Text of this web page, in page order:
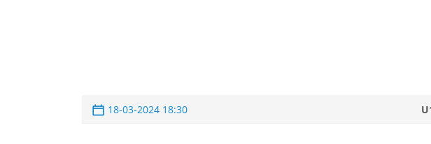
18-03-2024 18:30